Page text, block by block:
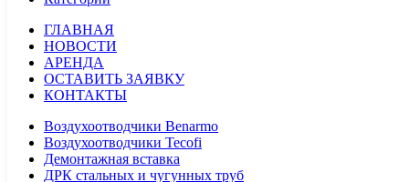
ГЛАВНАЯ
НОВОСТИ
АРЕНДА
ОСТАВИТЬ ЗАЯВКУ
КОНТАКТЫ
Воздухоотводчики Benarmo
Воздухоотводчики Tecofi
Демонтажная вставка
ДРК стальных и чугунных труб